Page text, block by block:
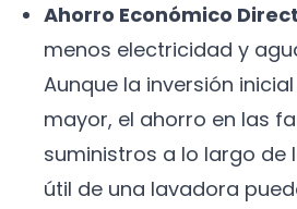
Ahorro Económico
menos electricidad y
Aunque la inversión
mayor, el ahorro en las
suministros a lo largo de
útil de una lavadora